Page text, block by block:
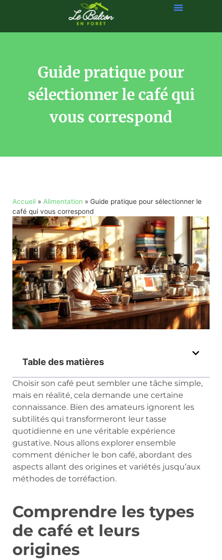
Guide pratique pour
sélectionner le café qui
vous correspond
Accueil » Alimentation » Guide pratique pour sélectionner le
café qui vous correspond
Table des matières
Choisir son café peut sembler une tâche simple,
mais en réalité, cela demande une certaine
connaissance. Bien des amateurs ignorent les
subtilités qui transformeront leur tasse
quotidienne en une véritable expérience
gustative. Nous allons explorer ensemble
comment dénicher le bon café, abordant des
aspects allant des origines et variétés jusqu’aux
méthodes de torréfaction.
Comprendre les types
de café et leurs
origines